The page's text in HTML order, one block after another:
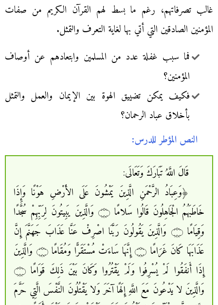
غالب تصرفاتهم، رغم ما بسط لهم القرآن الكريم من صفات
المؤمنين الصادقين التي أتي بها لغاية التعرف والتمثل.
فما سبب غفلة عدد من المسلمين وابتعادهم عن أوصاف
المؤمنين؟
فكيف يمكن تضييق الهوة بين الإيمان والعمل والتمثل
بأخلاق عباد الرحمان؟
النص المؤطر للدرس:
قَالَ اللَّهُ تَبَارَكَ وَتَعَالَى:
﴿وَعِبَادُ الرَّحْمَنِ الَّذِينَ يَمْشُونَ عَلَى الأَرْضِ هَوْنًا وَإِذَا
خَاطَبَهُمُ الْجَاهِلُونَ قَالُوا سَلامًا ۝ وَالَّذِينَ يَبِيتُونَ لِرَبِّهِمْ سُجَّدًا
وَقِيَامًا ۝ وَالَّذِينَ يَقُولُونَ رَبَّنَا اصْرِفْ عَنَّا عَذَابَ جَهَنَّمَ إِنَّ
عَذَابَهَا كَانَ غَرَامًا ۝ إِنَّهَا سَاءَتْ مُسْتَقَرًّا وَمُقَامًا ۝ وَالَّذِينَ
إِذَا أَنفَقُوا لَمْ يُسْرِفُوا وَلَمْ يَقْتُرُوا وَكَانَ بَيْنَ ذَلِكَ قَوَامًا ۝
وَالَّذِينَ لا يَدْعُونَ مَعَ اللَّهِ إِلَهًا آخَرَ وَلا يَقْتُلُونَ النَّفْسَ الَّتِي حَرَّمَ